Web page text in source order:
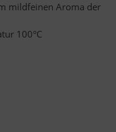
mildfeinen Aroma der
100°C